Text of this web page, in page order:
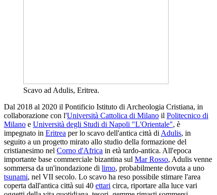
Scavo ad Adulis, Eritrea.
Dal 2018 al 2020 il Pontificio Istituto di Archeologia Cristiana, in
collaborazione con l'Università Cattolica di Milano il Politecnico di
Milano e Università degli Studi di Napoli "L'Orientale", è
impegnato in Eritrea per lo scavo dell'antica città di Adulis, in
seguito a un progetto mirato allo studio della formazione del
cristianesimo nel Corno d'Africa in età tardo-antica. All'epoca
importante base commerciale bizantina sul Mar Rosso, Adulis venne
sommersa da un'inondazione di limo, probabilmente dovuta a uno
tsunami, nel VII secolo. Lo scavo ha reso possibile stimare l'area
coperta dall'antica città sui 40 ettari circa, riportare alla luce vari